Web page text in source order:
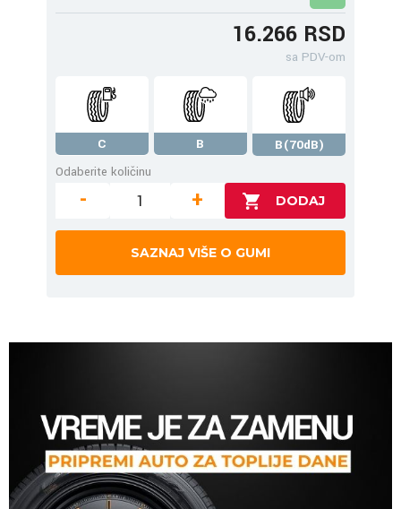
16.266 RSD
sa PDV-om
C B
B(70dB)
Odaberite količinu
- +
SAZNAJ VIŠE O GUMI